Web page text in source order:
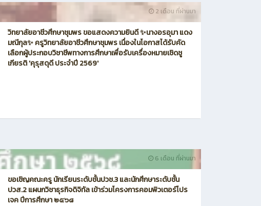
2 เดือน ที่ผ่านมา
วิทยาลัยอาชีวศึกษาชุมพร ขอแสดงความยินดี ✨นางอรอุมา แดง
มณีกุล✨ ครูวิทยาลัยอาชีวศึกษาชุมพร เนื่องในโอกาสได้รับคัด
เลือกผู้ประกอบวิชาชีพทางการศึกษาเพื่อรับเครื่องหมายเชิดชู
เกียรติ 'คุรุสดุดี ประจำปี 2569'
6 เดือน ที่ผ่านมา
ขอเชิญคณะครู นักเรียนระดับชั้นปวช.3 และนักศึกษาระดับชั้น
ปวส.2 แผนกวิชาธุรกิจดิจิทัล เข้าร่วมโครงการคอมพิวเตอร์โปร
เจค ปีการศึกษา ๒๕๖๘